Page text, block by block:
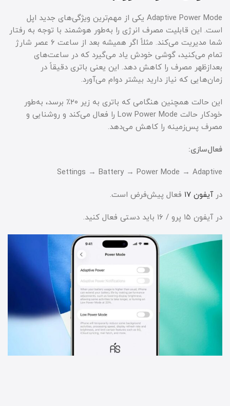
Adaptive Power Mode یکی از مهم‌ترین ویژگی‌های جدید اپل
است. این قابلیت مصرف انرژی را به‌طور هوشمند با توجه به رفتار
شما مدیریت می‌کند. مثلاً اگر همیشه بعد از ساعت ۶ عصر شارژ
تمام می‌کنید، گوشی خودش یاد می‌گیرد که در ساعت‌های
بعدازظهر مصرف را کاهش دهد. این یعنی باتری دقیقاً در
زمان‌هایی که نیاز دارید بیشتر دوام می‌آورد.
این حالت همچنین هنگامی که باتری به زیر ۲۰٪ برسد، به‌طور
خودکار حالت Low Power Mode را فعال می‌کند و روشنایی و
مصرف پس‌زمینه را کاهش می‌دهد.
فعال‌سازی:
Settings → Battery → Power Mode → Adaptive
درآیفون ۱۷ فعال پیش‌فرض است.
در آیفون ۱۵ پرو / ۱۶ باید دستی فعال کنید.